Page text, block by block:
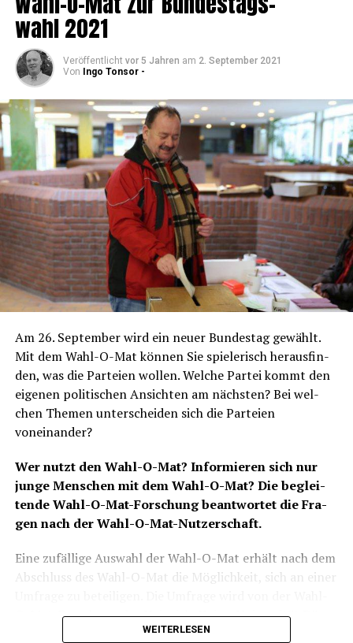
wahl 2021
Veröffentlicht vor 5 Jahren am 2. September 2021
Von Ingo Tonsor -
Am 26. Sep­tem­ber wird ein neu­er Bun­des­tag gewählt.
Mit dem Wahl-O-Mat kön­nen Sie spie­le­risch her­aus­fin­
den, was die Par­tei­en wol­len. Wel­che Par­tei kommt den
eige­nen poli­ti­schen Ansich­ten am nächs­ten? Bei wel­
chen The­men unter­schei­den sich die Par­tei­en
voneinander?
Wer nutzt den Wahl-O-Mat? Infor­mie­ren sich nur
jun­ge Men­schen mit dem Wahl-O-Mat? Die beglei­
ten­de Wahl-O-Mat-For­schung beant­wor­tet die Fra­
gen nach der Wahl-O-Mat-Nutzerschaft.
Eine zufäl­li­ge Aus­wahl der Wahl-O-Mat erhält nach dem
Abschluss des Wahl-O-Mat die Mög­lich­keit, sich an einer
O-Mat-For­schung der Hein­rich-Hei­ne-Uni­ver­si­tät Düs­
sel­dorf unter Prof. Dr. Ste­fan Mar­schall erstellt und
WEITERLESEN